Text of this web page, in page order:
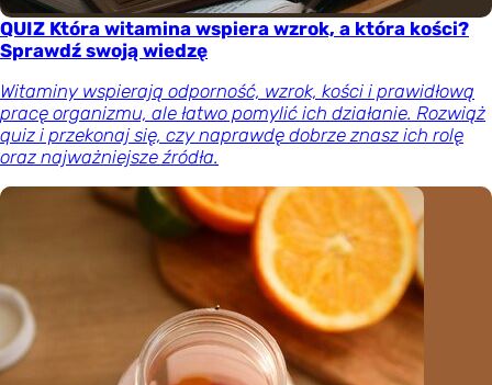
QUIZ Która witamina wspiera wzrok, a która kości?
Sprawdź swoją wiedzę
Witaminy wspierają odporność, wzrok, kości i prawidłową
pracę organizmu, ale łatwo pomylić ich działanie. Rozwiąż
quiz i przekonaj się, czy naprawdę dobrze znasz ich rolę
oraz najważniejsze źródła.